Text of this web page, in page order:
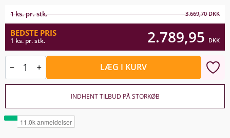
1 ks. pr. stk. 3.669,70DKK
BEDSTE PRIS
1 ks. pr. stk. 2.789,95 DKK
LÆG I KURV
INDHENT TILBUD PÅ STORKØB